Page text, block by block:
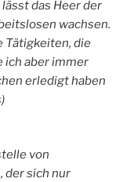
das Heer der
wachsen.
Tätigkeiten, die
ich aber immer
erledigt haben
von
der sich nur